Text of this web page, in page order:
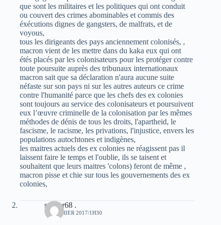
que sont les militaires et les politiques qui ont conduit
ou couvert des crimes abominables et commis des
éxécutions dignes de gangsters, de malfrats, et de
voyous,
tous les dirigeants des pays anciennement colonisés, ,
macron vient de les mettre dans du kaka eux qui ont
étés placés par les colonisateurs pour les protéger contre
toute poursuite auprès des tribunaux internationaux
macron sait que sa déclaration n'aura aucune suite
néfaste sur son pays ni sur les autres auteurs ce crime
contre l'humanité parce que les chefs des ex colonies
sont toujours au service des colonisateurs et poursuivent
eux l’œuvre criminelle de la colonisation par les mêmes
méthodes de dénis de tous les droits, l'apartheid, le
fascisme, le racisme, les privations, l'injustice, envers les
populations autochtones et indigènes,
les maitres actuels des ex colonies ne réagissent pas il
laissent faire le temps et l'oublie, ils se taisent et
souhaitent que leurs maitres 'colons) feront de même ,
macron pisse et chie sur tous les gouvernements des ex
colonies,
s@ber68 .
17 FÉVRIER 2017/1H30